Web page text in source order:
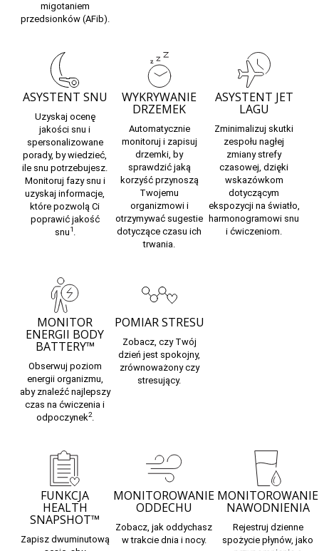
migotaniem
przedsionków (AFib).
ASYSTENT SNU
Uzyskaj ocenę
jakości snu i
spersonalizowane
porady, by wiedzieć,
ile snu potrzebujesz.
Monitoruj fazy snu i
uzyskaj informacje,
które pozwolą Ci
poprawić jakość
snu1.
WYKRYWANIE
DRZEMEK
Automatycznie
monitoruj i zapisuj
drzemki, by
sprawdzić jaką
korzyść przynoszą
Twojemu
organizmowi i
otrzymywać sugestie
dotyczące czasu ich
trwania.
ASYSTENT JET
LAGU
Zminimalizuj skutki
zespołu nagłej
zmiany strefy
czasowej, dzięki
wskazówkom
dotyczącym
ekspozycji na światło,
harmonogramowi snu
i ćwiczeniom.
MONITOR
ENERGII BODY
BATTERY™
Obserwuj poziom
energii organizmu,
aby znaleźć najlepszy
czas na ćwiczenia i
odpoczynek2.
POMIAR STRESU
Zobacz, czy Twój
dzień jest spokojny,
zrównoważony czy
stresujący.
FUNKCJA
HEALTH
SNAPSHOT™
Zapisz dwuminutową
MONITOROWANIE
ODDECHU
Zobacz, jak oddychasz
w trakcie dnia i nocy.
MONITOROWANIE
NAWODNIENIA
Rejestruj dzienne
spożycie płynów, jako